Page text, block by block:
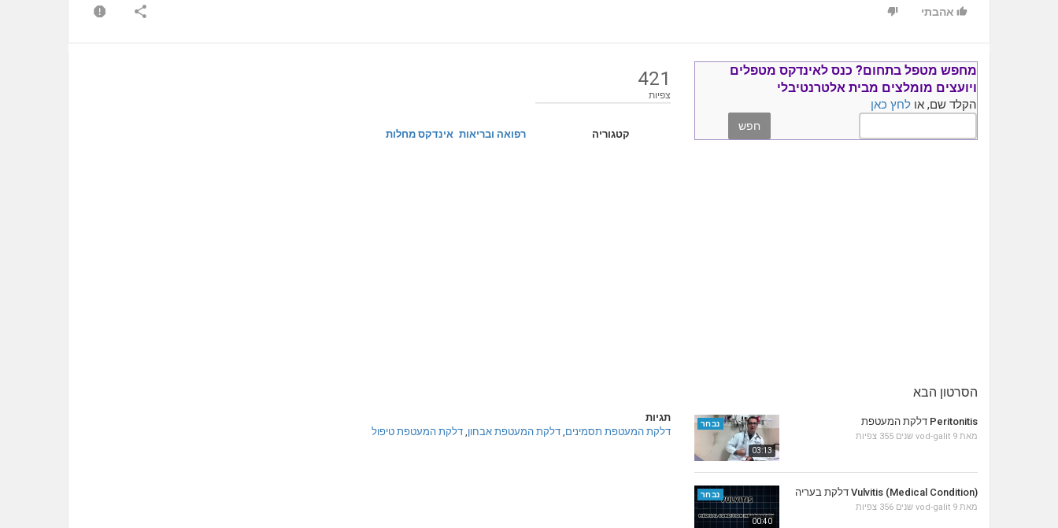
אהבתי
421
צפיות
קטגוריה רפואה ובריאות אינדקס מחלות
תגיות
דלקת המעטפת תסמינים, דלקת המעטפת אבחון, דלקת המעטפת טיפול
מחפש מטפל בתחום? כנס לאינדקס מטפלים
ויועצים מומלצים מבית אלטרנטיבלי
הקלד שם, או לחץ כאן
הסרטון הבא
03:13
נבחר Peritonitis דלקת המעטפת
מאת vod-galit 9 שנים 355 צפיות
00:40
נבחר Vulvitis (Medical Condition) דלקת בעריה
מאת vod-galit 9 שנים 356 צפיות